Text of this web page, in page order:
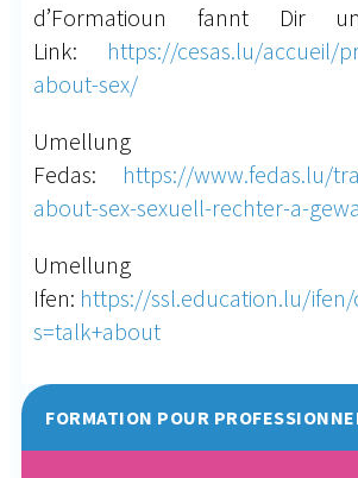
d’Formatioun fannt Dir
Link: https://cesas.lu/accueil/
about-sex/
Fedas: https://www.fedas.lu/
about-sex-sexuell-rechter-a-
Ifen: https://ssl.education.lu/
s=talk+about
FORMATION POUR